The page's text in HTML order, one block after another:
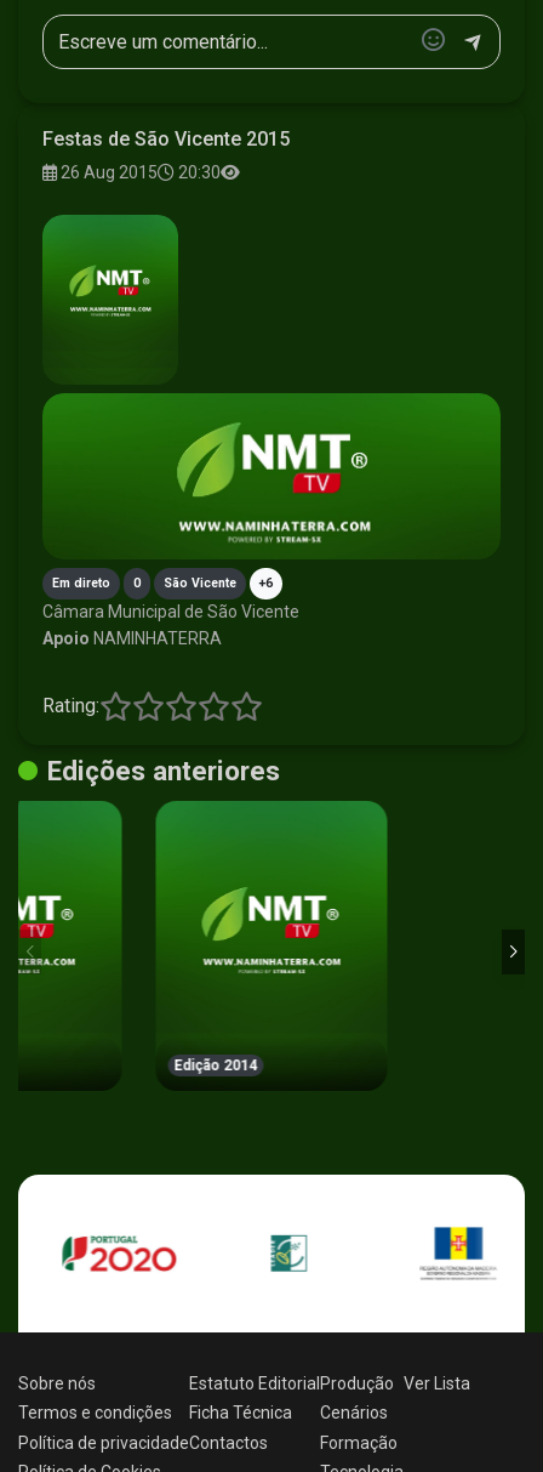
Festas de São Vicente 2015
26 Aug 2015 20:30
Em direto 0 São Vicente +6
Câmara Municipal de São Vicente
Apoio NAMINHATERRA
Rating:
Edições anteriores
Edição 2014
Sobre nós
Termos e condições
Política de privacidade
Estatuto Editorial
Ficha Técnica
Contactos
Produção
Cenários
Formação
Ver Lista